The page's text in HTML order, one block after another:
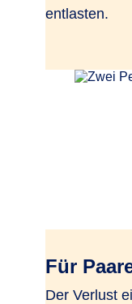
entlasten.
Für
Der Verlust